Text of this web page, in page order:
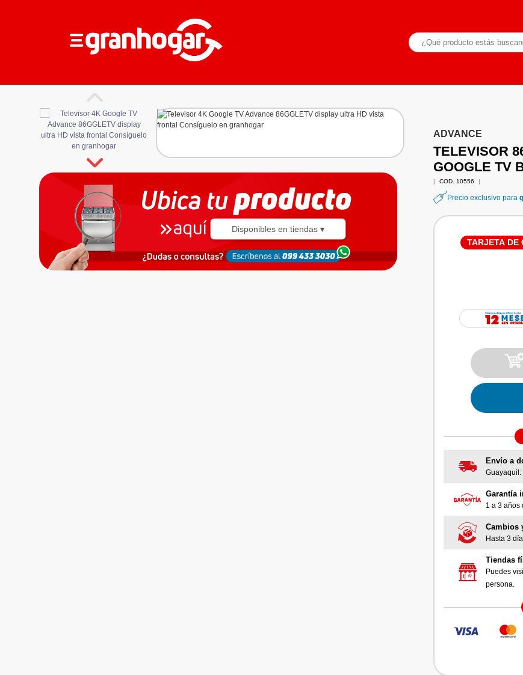
Disponibles en tiendas ▾
ADVANCE
TELEVISOR
GOOGLE TV
| COD. 10556 |
Precio exclusivo para
TARJETA DE
Envío a
Guayaquil:
Garantía
1 a 3 años
Cambios
Hasta 3
Tiendas
Puedes
persona.